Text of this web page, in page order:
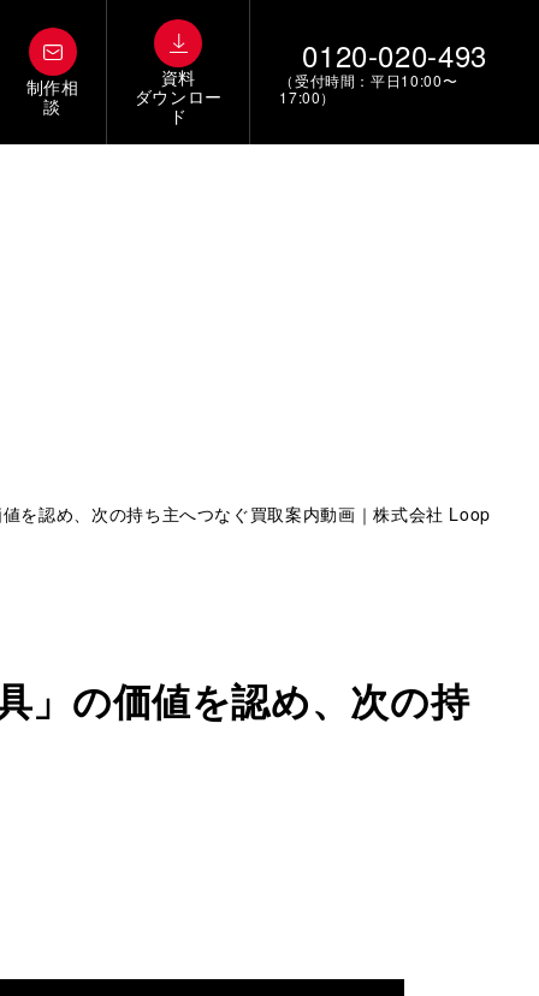
制作相
談
資料
ダウンロー
ド
0120-020-493
（受付時間：平日10:00〜
17:00）
を認め、次の持ち主へつなぐ買取案内動画｜株式会社 Loop
」の価値を認め、次の持